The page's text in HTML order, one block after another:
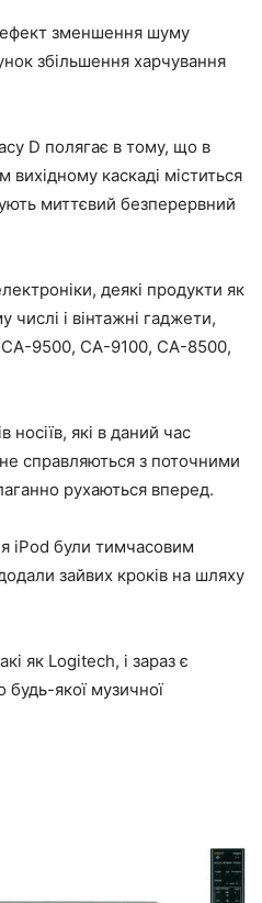
зменшення шуму
збільшення харчування
D полягає в тому, що в
каскаді міститься
миттєвий безперервний
деякі продукти як
числі і вінтажні гаджети,
СА-9500, СА-9100, СА-8500,
носіїв, які в даний час
справляються з поточними
рухаються вперед.
iPod були тимчасовим
зайвих кроків на шляху
як Logitech, і зараз є
якої музичної